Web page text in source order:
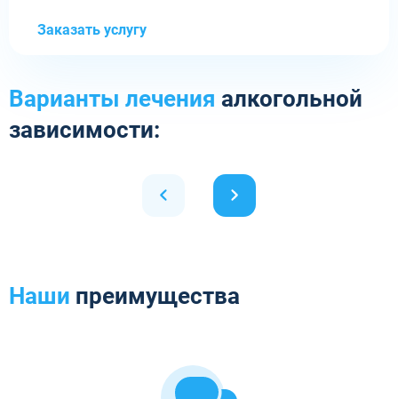
Заказать услугу
Варианты лечения алкогольной
зависимости:
Наши преимущества